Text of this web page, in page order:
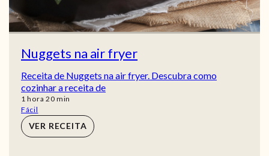
Nuggets na air fryer
Receita de Nuggets na air fryer. Descubra como
cozinhar a receita de
1 hora
hora 20min
min
Fácil
VER RECEITA